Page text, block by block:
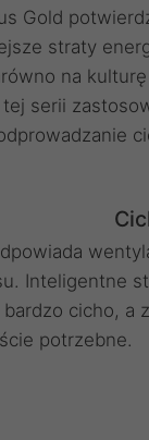
Gold
straty
na
serii
Inteligentne
bardzo cicho,
potrzebne.